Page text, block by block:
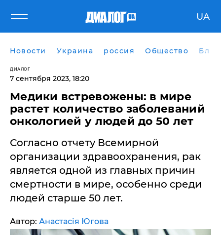
UA
Новости Украина россия Общество
ДИАЛОГ
7 сентября 2023, 18:20
Медики встревожены: в мире
растет количество заболеваний
онкологией у людей до 50 лет
Согласно отчету Всемирной
организации здравоохранения, рак
является одной из главных причин
смертности в мире, особенно среди
людей старше 50 лет.
Автор: Анастасія Югова